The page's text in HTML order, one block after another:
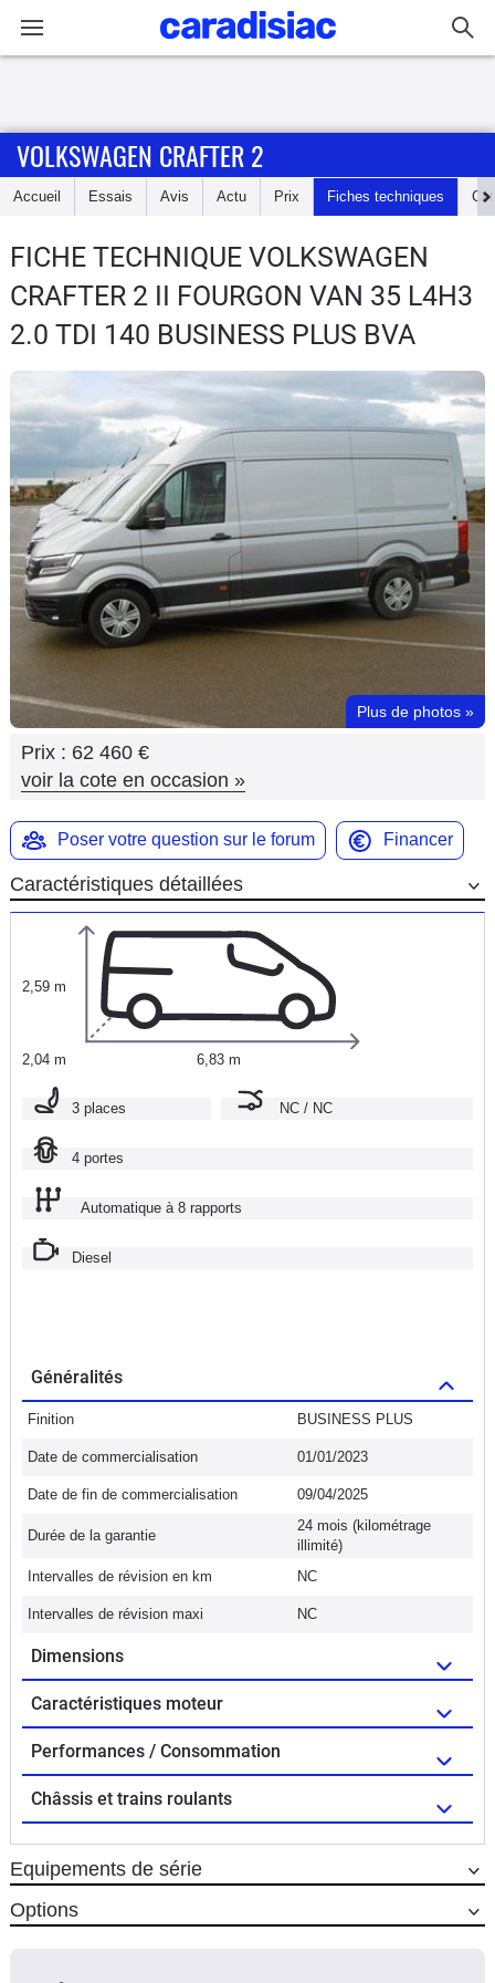
Accueil
Essais
Guide
d'achat
Electriques
Utilitaires
Flottes
Auto
Services
Forum
Moto
Marques
VOLKSWAGEN CRAFTER 2
Accueil Essais Avis Actu Prix Fiches techniques
FICHE TECHNIQUE VOLKSWAGEN
CRAFTER 2 II FOURGON VAN 35 L4H3
2.0 TDI 140 BUSINESS PLUS BVA
Plus de photos »
Prix : 62 460 €
voir la cote en occasion »
Poser votre question sur le forum Financer
Caractéristiques détaillées
2,59 m
2,04 m 6,83 m
3 places NC / NC
4 portes
Automatique à 8 rapports
Diesel
Généralités
Finition BUSINESS PLUS
Date de commercialisation 01/01/2023
Date de fin de commercialisation 09/04/2025
Durée de la garantie
24 mois (kilométrage
illimité)
Intervalles de révision en km
NC
Intervalles de révision maxi NC
Dimensions
Caractéristiques moteur
Performances / Consommation
Châssis et trains roulants
Equipements de série
Options